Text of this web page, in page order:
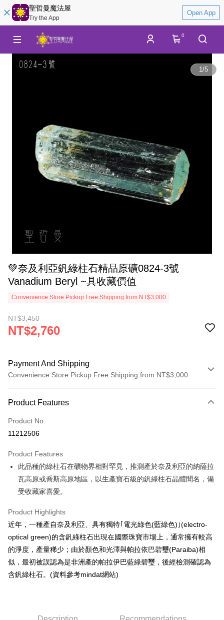
聖哲曼魔法屋
Try the App
Open App
0
1/5
💚奈及利亞釩綠柱石精品原礦0824-3號
Vanadium Beryl ~具收藏價值
Convenience Store Pickup Free Shipping from NT$3,000
NT$3,450
NT$2,760
Payment And Shipping
Convenience Store Pickup Free Shipping from NT$3,000
Credit Card (Full Payment)
Convenience Store Pickup and Pay
Apple Pay
JKOPAY
ATM Transfer
Shipping Method
NT$80/order | Free shipping on orders of NT$3,000 or more
Product Features
Product No.
11212506
Product Features
此品種的綠柱石在礦物界相對罕見，推測產於奈及利亞的納薩拉
瓦高原或喬斯高原地區，以生產寶石級的釩綠柱石晶體聞名，備
受收藏家喜愛。
Product Highlights
近年，一種產自奈及利亞、具有獨特｢電光綠色(藍綠色)｣(electro-
optical green)的含釩綠柱石出現在國際珠寶市場上，通常擁有較高
的淨度，產量稀少；由於顏色和光澤與帕拉依巴碧璽(Paraiba)相
似，最初被誤認為是非洲產的帕拉伊巴藍綠碧璽，後經檢測確認為
含釩綠柱石。(資料參考mindat網站)